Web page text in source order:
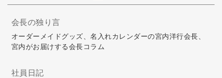
会長の独り言
オーダーメイドグッズ、名入れカレンダーの宮内洋行会長、
宮内がお届けする会長コラム
社員日記